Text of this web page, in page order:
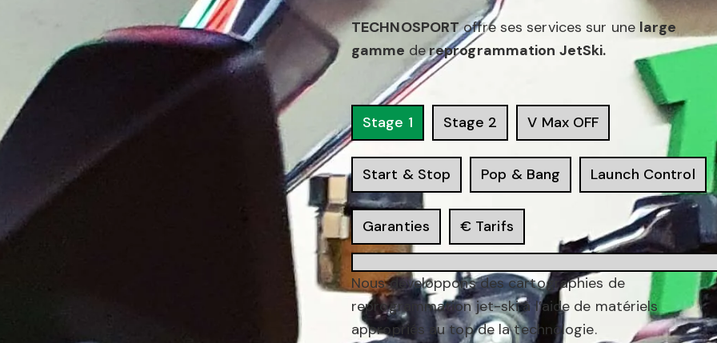
TECHNOSPORToffre ses services sur une large
gamme dereprogrammation JetSki.
Stage 1 Stage 2 V Max OFF
Start & Stop Pop & Bang Launch Control
Garanties € Tarifs
Nous développons des cartographies de
reprogrammation jet-ski à l’aide de matériels
appropriés au top de la technologie.